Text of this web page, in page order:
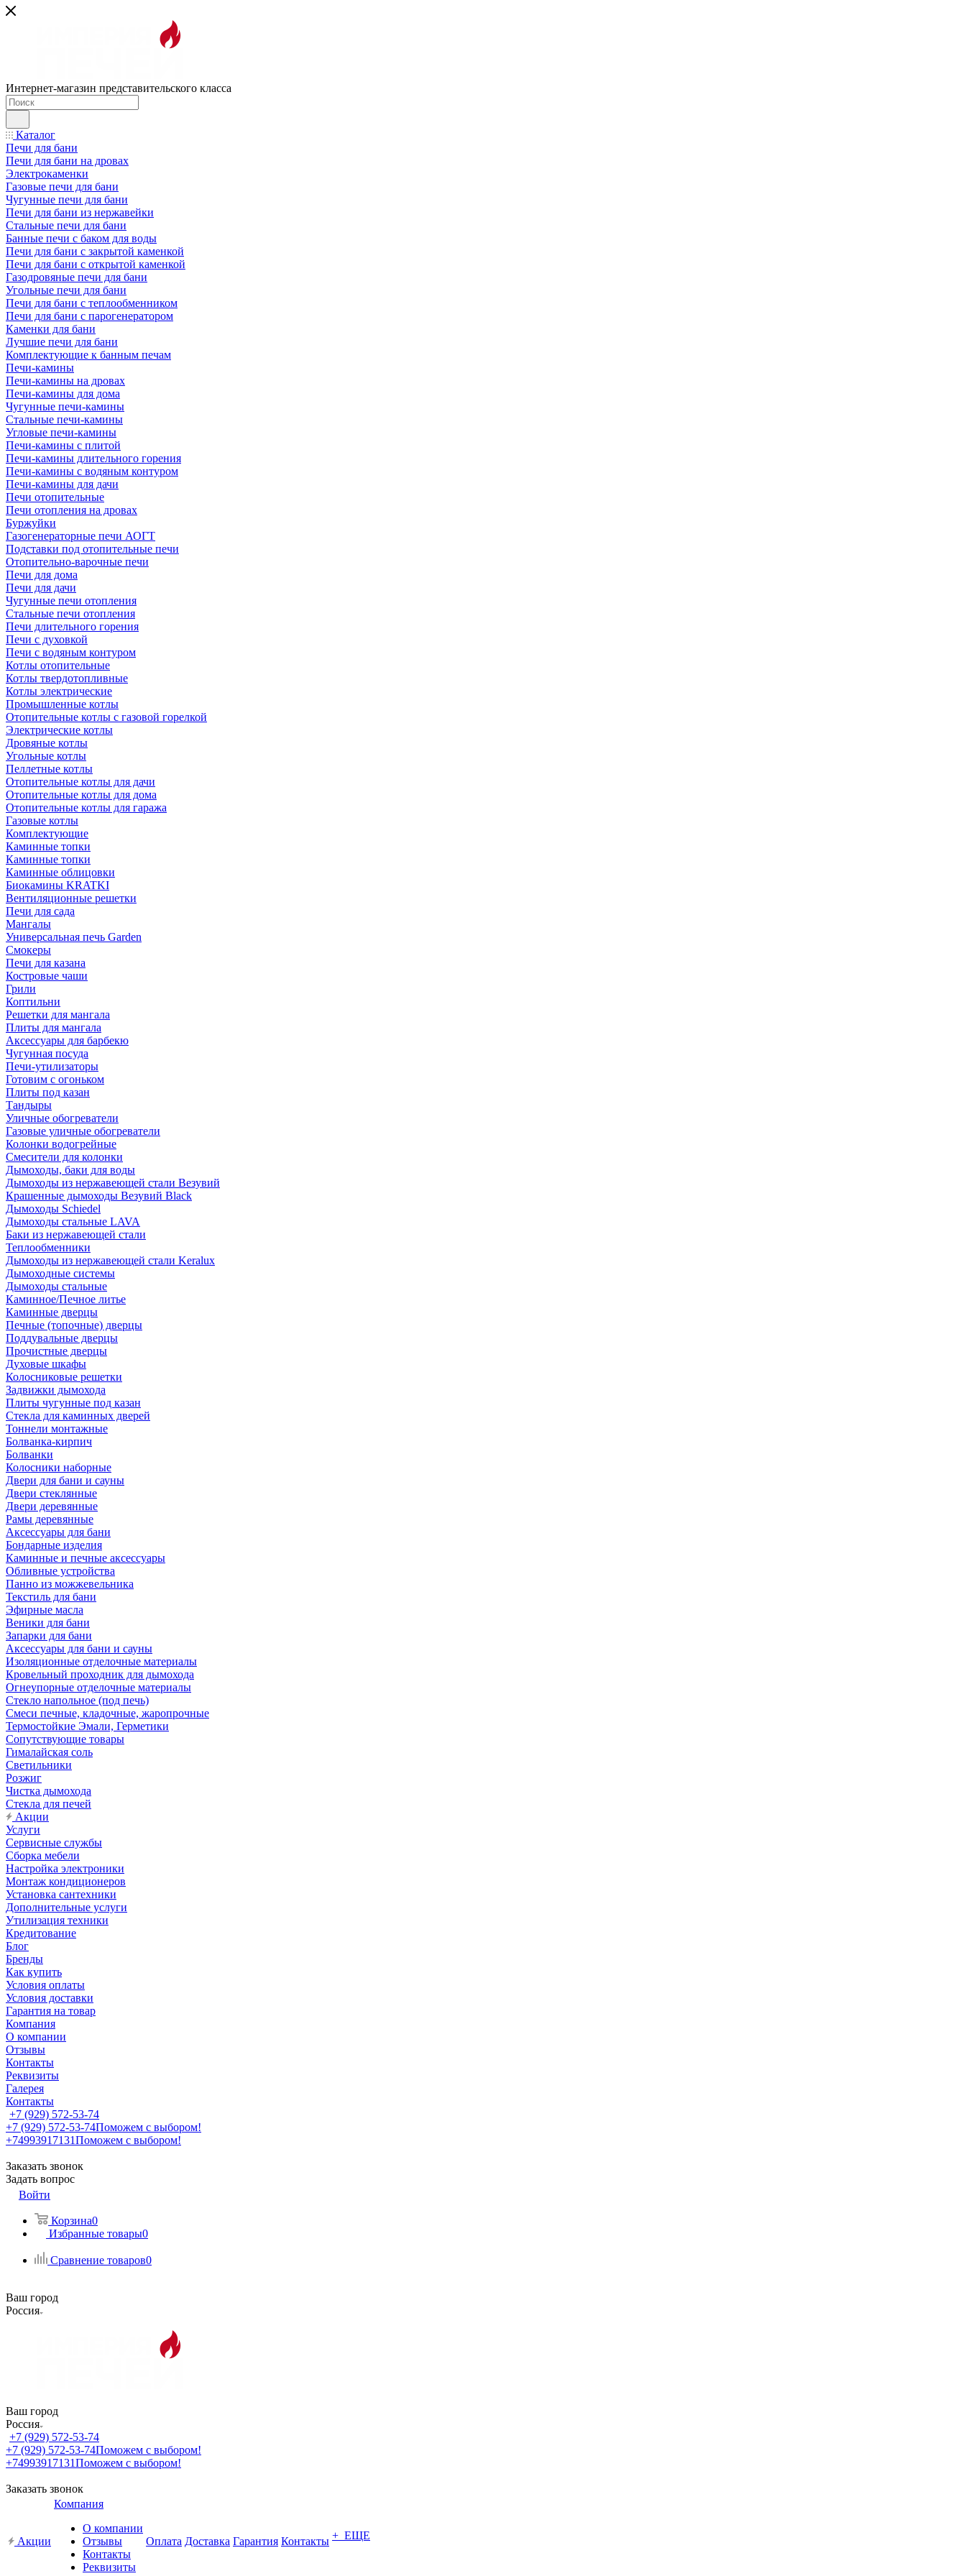
Интернет-магазин представительского класса
Каталог
Печи для бани
Печи для бани на дровах
Электрокаменки
Газовые печи для бани
Чугунные печи для бани
Печи для бани из нержавейки
Стальные печи для бани
Банные печи с баком для воды
Печи для бани с закрытой каменкой
Печи для бани с открытой каменкой
Газодровяные печи для бани
Угольные печи для бани
Печи для бани с теплообменником
Печи для бани с парогенератором
Каменки для бани
Лучшие печи для бани
Комплектующие к банным печам
Печи-камины
Печи-камины на дровах
Печи-камины для дома
Чугунные печи-камины
Стальные печи-камины
Угловые печи-камины
Печи-камины с плитой
Печи-камины длительного горения
Печи-камины с водяным контуром
Печи-камины для дачи
Печи отопительные
Печи отопления на дровах
Буржуйки
Газогенераторные печи АОГТ
Подставки под отопительные печи
Отопительно-варочные печи
Печи для дома
Печи для дачи
Чугунные печи отопления
Стальные печи отопления
Печи длительного горения
Печи с духовкой
Печи с водяным контуром
Котлы отопительные
Котлы твердотопливные
Котлы электрические
Промышленные котлы
Отопительные котлы с газовой горелкой
Электрические котлы
Дровяные котлы
Угольные котлы
Пеллетные котлы
Отопительные котлы для дачи
Отопительные котлы для дома
Отопительные котлы для гаража
Газовые котлы
Комплектующие
Каминные топки
Каминные топки
Каминные облицовки
Биокамины KRATKI
Вентиляционные решетки
Печи для сада
Мангалы
Универсальная печь Garden
Смокеры
Печи для казана
Костровые чаши
Грили
Коптильни
Решетки для мангала
Плиты для мангала
Аксессуары для барбекю
Чугунная посуда
Печи-утилизаторы
Готовим с огоньком
Плиты под казан
Тандыры
Уличные обогреватели
Газовые уличные обогреватели
Колонки водогрейные
Смесители для колонки
Дымоходы, баки для воды
Дымоходы из нержавеющей стали Везувий
Крашенные дымоходы Везувий Black
Дымоходы Schiedel
Дымоходы стальные LAVA
Баки из нержавеющей стали
Теплообменники
Дымоходы из нержавеющей стали Keralux
Дымоходные системы
Дымоходы стальные
Каминное/Печное литье
Каминные дверцы
Печные (топочные) дверцы
Поддувальные дверцы
Прочистные дверцы
Духовые шкафы
Колосниковые решетки
Задвижки дымохода
Плиты чугунные под казан
Стекла для каминных дверей
Тоннели монтажные
Болванка-кирпич
Болванки
Колосники наборные
Двери для бани и сауны
Двери стеклянные
Двери деревянные
Рамы деревянные
Аксессуары для бани
Бондарные изделия
Каминные и печные аксессуары
Обливные устройства
Панно из можжевельника
Текстиль для бани
Эфирные масла
Веники для бани
Запарки для бани
Аксессуары для бани и сауны
Изоляционные отделочные материалы
Кровельный проходник для дымохода
Огнеупорные отделочные материалы
Стекло напольное (под печь)
Смеси печные, кладочные, жаропрочные
Термостойкие Эмали, Герметики
Сопутствующие товары
Гималайская соль
Светильники
Розжиг
Чистка дымохода
Стекла для печей
Акции
Услуги
Сервисные службы
Сборка мебели
Настройка электроники
Монтаж кондиционеров
Установка сантехники
Дополнительные услуги
Утилизация техники
Кредитование
Блог
Бренды
Как купить
Условия оплаты
Условия доставки
Гарантия на товар
Компания
О компании
Отзывы
Контакты
Реквизиты
Галерея
Контакты
+7 (929) 572-53-74
+7 (929) 572-53-74Поможем с выбором!
+74993917131Поможем с выбором!
Заказать звонок
Задать вопрос
Войти
Корзина0
Избранные товары0
Сравнение товаров0
Ваш город
Россия
Ваш город
Россия
+7 (929) 572-53-74
+7 (929) 572-53-74Поможем с выбором!
+74993917131Поможем с выбором!
Заказать звонок
Акции
Компания
О компании
Отзывы
Контакты
Реквизиты
Оплата Доставка Гарантия Контакты + ЕЩЕ